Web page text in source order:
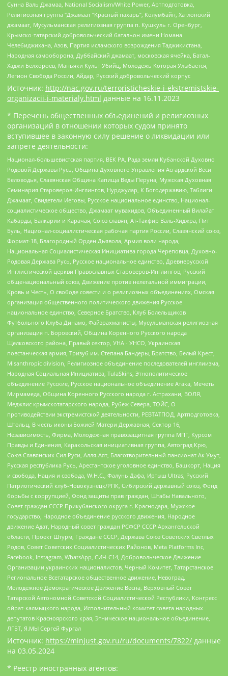
Сунна Валь Джамаа, National Socialism/White Power, Артподготовка,
Религиозная группа “Джамаат “Красный пахарь”, Колумбайн, Хатлонский
джамаат, Мусульманская религиозная группа п. Кушкуль г. Оренбург,
Крымско-татарский добровольческий батальон имени Номана
Челебиджихана, Азов, Партия исламского возрождения Таджикистана,
Народная самооборона, Дуббайский джамаат, московская ячейка, Батал-
Хаджи Белхороев, Маньяки Культ Убийц, Молодёжь Которая Улыбается,
Легион Свобода России, Айдар, Русский добровольческий корпус
Источник: http://nac.gov.ru/terroristicheskie-i-ekstremistskie-
organizacii-i-materialy.html данные на 16.11.2023
* Перечень общественных объединений и религиозных
организаций в отношении которых судом принято
вступившее в законную силу решение о ликвидации или
запрете деятельности:
Национал-большевистская партия, ВЕК РА, Рада земли Кубанской Духовно
Родовой Державы Русь, Община Духовного Управления Асгардской Веси
Беловодья, Славянская Община Капища Веды Перуна, Мужская Духовная
Семинария Староверов-Инглингов, Нурджулар, К Богодержавию, Таблиги
Джамаат, Свидетели Иеговы, Русское национальное единство, Национал-
социалистическое общество, Джамаат мувахидов, Объединенный Вилайат
Кабарды, Балкарии и Карачая, Союз славян, Ат-Такфир Валь-Хиджра, Пит
Буль, Национал-социалистическая рабочая партия России, Славянский союз,
Формат-18, Благородный Орден Дьявола, Армия воли народа,
Национальная Социалистическая Инициатива города Череповца, Духовно-
Родовая Держава Русь, Русское национальное единство, Древнерусской
Инглистической церкви Православных Староверов-Инглингов, Русский
общенациональный союз, Движение против нелегальной иммиграции,
Кровь и Честь, О свободе совести и о религиозных объединениях, Омская
организация общественного политического движения Русское
национальное единство, Северное Братство, Клуб Болельщиков
Футбольного Клуба Динамо, Файзрахманисты, Мусульманская религиозная
организация п. Боровский, Община Коренного Русского народа
Щелковского района, Правый сектор, УНА - УНСО, Украинская
повстанческая армия, Тризуб им. Степана Бандеры, Братство, Белый Крест,
Misanthropic division, Религиозное объединение последователей инглиизма,
Народная Социальная Инициатива, TulaSkins, Этнополитическое
объединение Русские, Русское национальное объединение Атака, Мечеть
Мирмамеда, Община Коренного Русского народа г. Астрахани, ВОЛЯ,
Меджлис крымскотатарского народа, Рубеж Севера, ТОЙС, О
противодействии экстремистской деятельности, РЕВТАТПОД, Артподготовка,
Штольц, В честь иконы Божией Матери Державная, Сектор 16,
Независимость, Фирма, Молодежная правозащитная группа МПГ, Курсом
Правды и Единения, Каракольская инициативная группа, Автоград Крю,
Союз Славянских Сил Руси, Алля-Аят, Благотворительный пансионат Ак Умут,
Русская республика Русь, Арестантское уголовное единство, Башкорт, Нация
и свобода, Нация и свобода, W.H.С., Фалунь Дафа, Иртыш Ultras, Русский
Патриотический клуб-Новокузнецк/РПК, Сибирский державный союз, Фонд
борьбы с коррупцией, Фонд защиты прав граждан, Штабы Навального,
Совет граждан СССР Прикубанского округа г. Краснодара, Мужское
государство, Народное объединение русского движения, Народное
движение Адат, Народный совет граждан РСФСР СССР Архангельской
области, Проект Штурм, Граждане СССР, Держава Союз Советских Светлых
Родов, Совет Советских Социалистических Районов, Meta Platforms Inc,
Facebook, Instagram, WhatsApp, СИЧ-С14, Добровольческое Движение
Организации украинских националистов, Черный Комитет, Татарстанское
Региональное Всетатарское общественное движение, Невоград,
Молодежное Демократическое Движение Весна, Верховный Совет
Татарской Автономной Советской Социалистической Республики, Конгресс
ойрат-калмыцкого народа, Исполнительный комитет совета народных
депутатов Красноярского края, Этническое национальное объединение,
ЛГБТ, Я.МЫ Сергей Фургал
Источник: https://minjust.gov.ru/ru/documents/7822/ данные
на 03.05.2024
* Реестр иностранных агентов: